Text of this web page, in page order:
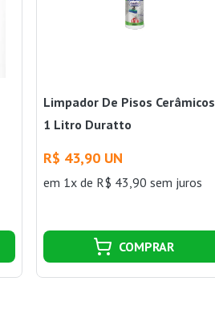
Limpador De Pisos Cerâmicos
1 Litro Duratto
R$ 43,90 UN
em 1x de R$ 43,90 sem juros
COMPRAR